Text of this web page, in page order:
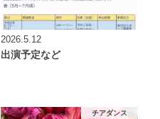
2026.5.12
出演予定など
チアダンス